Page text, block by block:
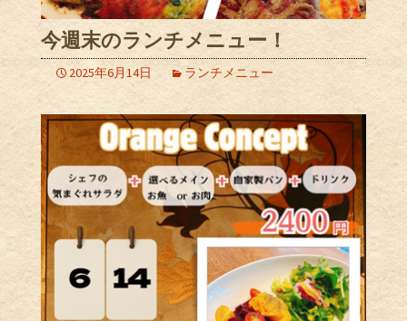
今週末のランチメニュー！
2025年6月14日 ランチメニュー